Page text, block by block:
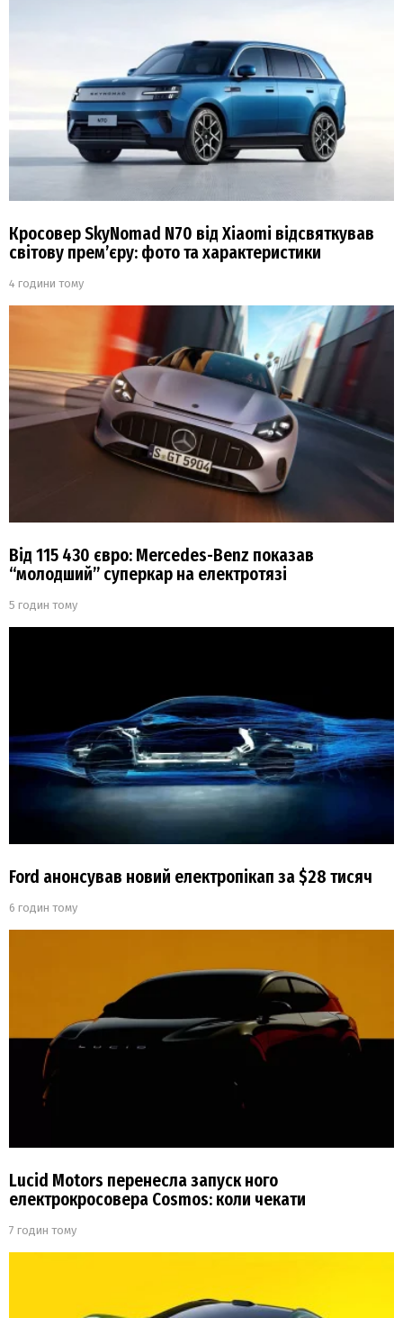
Кросовер SkyNomad N70 від Xiaomi відсвяткував
світову прем’єру: фото та характеристики
4 години тому
Від 115 430 євро: Mercedes-Benz показав
“молодший” суперкар на електротязі
5 годин тому
Ford анонсував новий електропікап за $28 тисяч
6 годин тому
Lucid Motors перенесла запуск ного
електрокросовера Cosmos: коли чекати
7 годин тому